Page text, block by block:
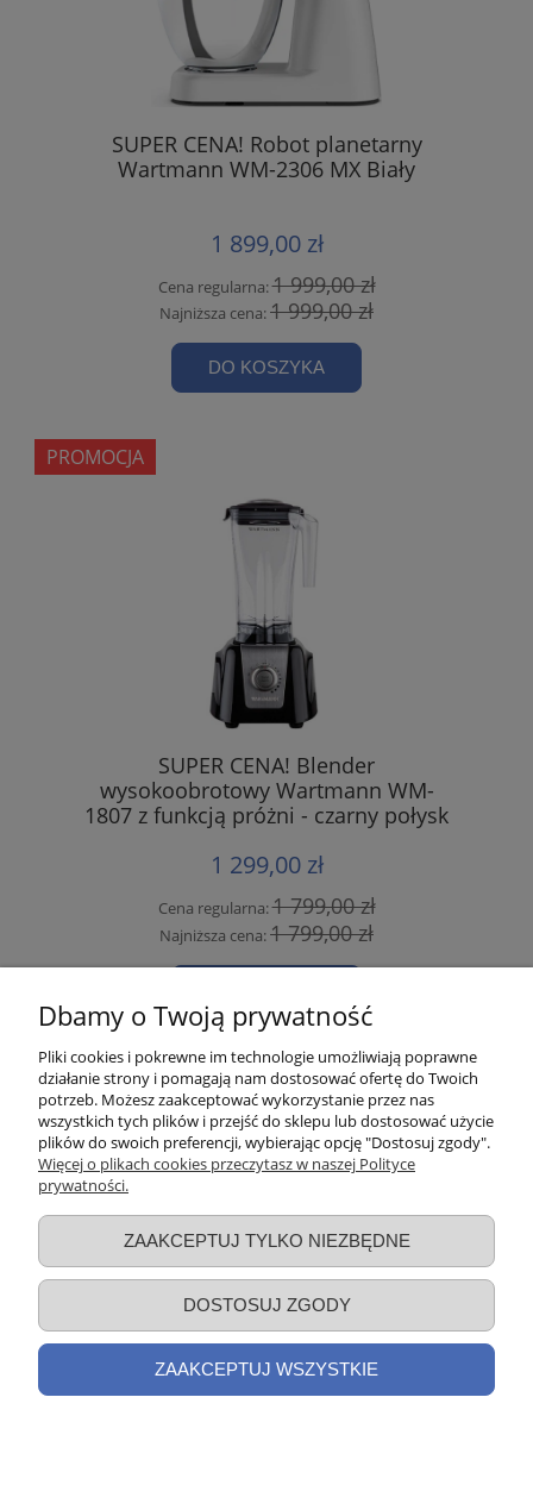
SUPER CENA! Robot planetarny
Wartmann WM-2306 MX Biały
1 899,00 zł
Cena regularna:1 999,00 zł
Najniższa cena:1 999,00 zł
DO KOSZYKA
SUPER CENA! Blender
wysokoobrotowy Wartmann WM-
1807 z funkcją próżni - czarny połysk
1 299,00 zł
Cena regularna:1 799,00 zł
Najniższa cena:1 799,00 zł
PROMOCJA
PROMOCJA
Dbamy o Twoją prywatność
Pliki cookies i pokrewne im technologie umożliwiają poprawne
działanie strony i pomagają nam dostosować ofertę do Twoich
potrzeb. Możesz zaakceptować wykorzystanie przez nas
wszystkich tych plików i przejść do sklepu lub dostosować użycie
plików do swoich preferencji, wybierając opcję "Dostosuj zgody".
Więcej o plikach cookies przeczytasz w naszej Polityce
prywatności.
ZAAKCEPTUJ TYLKO NIEZBĘDNE
DOSTOSUJ ZGODY
ZAAKCEPTUJ WSZYSTKIE